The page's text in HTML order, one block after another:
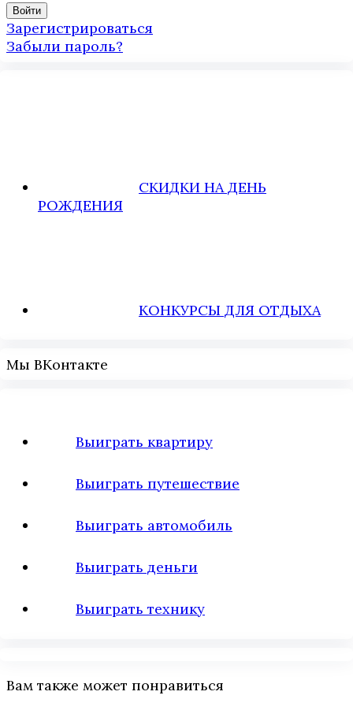
Зарегистрироваться
Забыли пароль?
СКИДКИ НА ДЕНЬ
РОЖДЕНИЯ
КОНКУРСЫ ДЛЯ ОТДЫХА
Мы ВКонтакте
Выиграть квартиру
Выиграть путешествие
Выиграть автомобиль
Выиграть деньги
Выиграть технику
Вам также может понравиться